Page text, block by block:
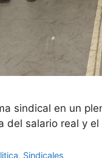
sindical en un
del salario real y
, Sindicales